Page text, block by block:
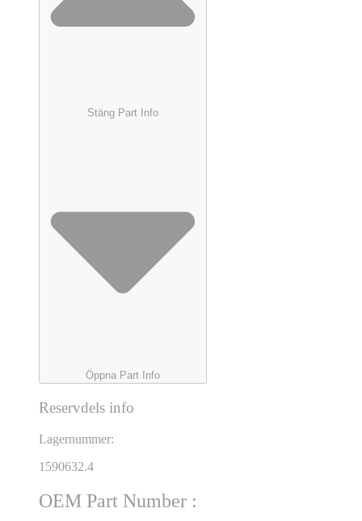
Stäng Part Info
Öppna Part Info
Reservdels info
Lagernummer:
1590632.4
OEM Part Number :